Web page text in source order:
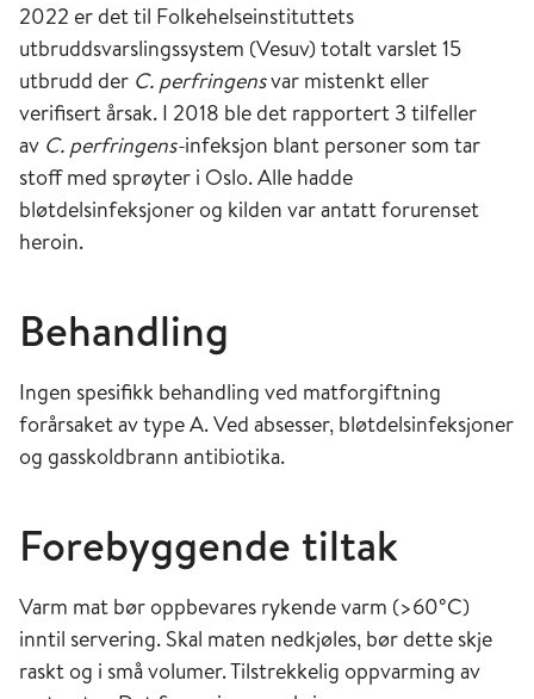
2022 er det til Folkehelseinstituttets
utbruddsvarslingssystem (Vesuv) totalt varslet 15
utbrudd der C. perfringensvar mistenkt eller
verifisert årsak. I 2018 ble det rapportert 3 tilfeller
av C. perfringens-infeksjon blant personer som tar
stoff med sprøyter i Oslo. Alle hadde
bløtdelsinfeksjoner og kilden var antatt forurenset
heroin.
Behandling
Ingen spesifikk behandling ved matforgiftning
forårsaket av type A. Ved absesser, bløtdelsinfeksjoner
og gasskoldbrann antibiotika.
Forebyggende tiltak
Varm mat bør oppbevares rykende varm (>60°C)
inntil servering. Skal maten nedkjøles, bør dette skje
raskt og i små volumer. Tilstrekkelig oppvarming av